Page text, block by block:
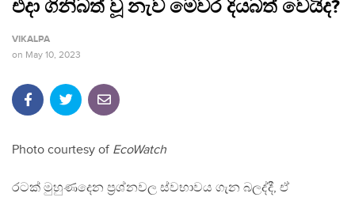
එදා ගිනිබත් වූ නැව මෙවර දියබත් වෙයිද?
VIKALPA
on May 10, 2023
Photo courtesy of EcoWatch
රටක් මුහුණදෙන ප්‍රශ්නවල ස්වභාවය ගැන බලද්දී, ඒ